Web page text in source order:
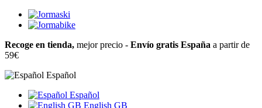
Recoge en tienda, mejor precio - Envío gratis España a partir de
59€
Español
Español
English GB